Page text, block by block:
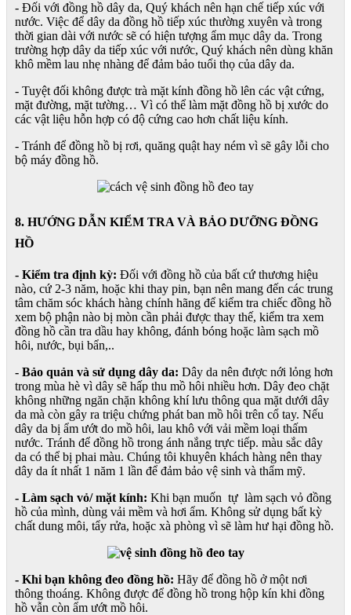
- Đối với đồng hồ dây da, Quý khách nên hạn chế tiếp xúc với
nước. Việc để dây da đồng hồ tiếp xúc thường xuyên và trong
thời gian dài với nước sẽ có hiện tượng ẩm mục dây da. Trong
trường hợp dây da tiếp xúc với nước, Quý khách nên dùng khăn
khô mềm lau nhẹ nhàng để đảm bảo tuổi thọ của dây da.
- Tuyệt đối không được trà mặt kính đồng hồ lên các vật cứng,
mặt đường, mặt tường… Vì có thể làm mặt đồng hồ bị xước do
các vật liệu hỗn hợp có độ cứng cao hơn chất liệu kính.
- Tránh để đồng hồ bị rơi, quăng quật hay ném vì sẽ gây lỗi cho
bộ máy đồng hồ.
8. HƯỚNG DẪN KIỂM TRA VÀ BẢO DƯỠNG ĐỒNG
HỒ
- Kiểm tra định kỳ: Đối với đồng hồ của bất cứ thương hiệu
nào, cứ 2-3 năm, hoặc khi thay pin, bạn nên mang đến các trung
tâm chăm sóc khách hàng chính hãng để kiểm tra chiếc đồng hồ
xem bộ phận nào bị mòn cần phải được thay thế, kiểm tra xem
đồng hồ cần tra dầu hay không, đánh bóng hoặc làm sạch mồ
hôi, nước, bụi bẩn,..
- Bảo quản và sử dụng dây da: Dây da nên được nới lỏng hơn
trong mùa hè vì dây sẽ hấp thu mồ hôi nhiều hơn. Dây đeo chặt
không những ngăn chặn không khí lưu thông qua mặt dưới dây
da mà còn gây ra triệu chứng phát ban mồ hôi trên cổ tay. Nếu
dây da bị ẩm ướt do mồ hôi, lau khô với vải mềm loại thấm
nước. Tránh để đồng hồ trong ánh nắng trực tiếp. màu sắc dây
da có thể bị phai màu. Chúng tôi khuyên khách hàng nên thay
dây da ít nhất 1 năm 1 lần để đảm bảo vệ sinh và thẩm mỹ.
- Làm sạch vỏ/ mặt kính: Khi bạn muốn tự làm sạch vỏ đồng
hồ của mình, dùng vải mềm và hơi ẩm. Không sử dụng bất kỳ
chất dung môi, tẩy rửa, hoặc xà phòng vì sẽ làm hư hại đồng hồ.
- Khi bạn không đeo đồng hồ: Hãy để đồng hồ ở một nơi
thông thoáng. Không được để đồng hồ trong hộp kín khi đồng
hồ vẫn còn ẩm ướt mồ hôi.